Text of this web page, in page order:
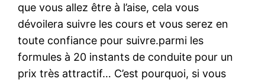
que vous allez être à l’aise, cela vous
dévoilera suivre les cours et vous serez en
toute confiance pour suivre.parmi les
formules à 20 instants de conduite pour un
prix très attractif… C’est pourquoi, si vous